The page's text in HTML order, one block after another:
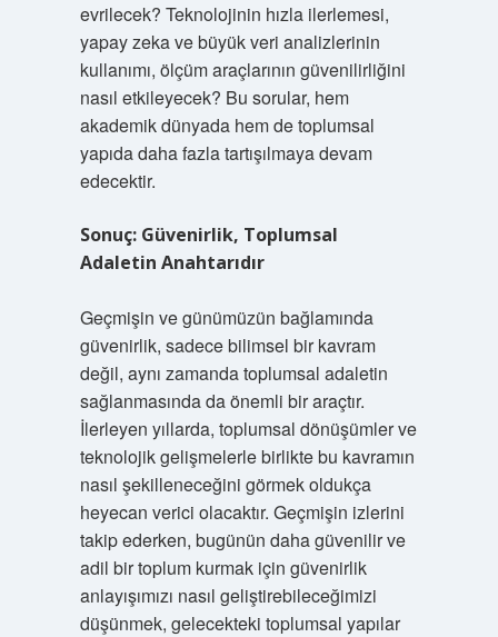
evrilecek? Teknolojinin hızla ilerlemesi,
yapay zeka ve büyük veri analizlerinin
kullanımı, ölçüm araçlarının güvenilirliğini
nasıl etkileyecek? Bu sorular, hem
akademik dünyada hem de toplumsal
yapıda daha fazla tartışılmaya devam
edecektir.
Sonuç: Güvenirlik, Toplumsal
Adaletin Anahtarıdır
Geçmişin ve günümüzün bağlamında
güvenirlik, sadece bilimsel bir kavram
değil, aynı zamanda toplumsal adaletin
sağlanmasında da önemli bir araçtır.
İlerleyen yıllarda, toplumsal dönüşümler ve
teknolojik gelişmelerle birlikte bu kavramın
nasıl şekilleneceğini görmek oldukça
heyecan verici olacaktır. Geçmişin izlerini
takip ederken, bugünün daha güvenilir ve
adil bir toplum kurmak için güvenirlik
anlayışımızı nasıl geliştirebileceğimizi
düşünmek, gelecekteki toplumsal yapılar